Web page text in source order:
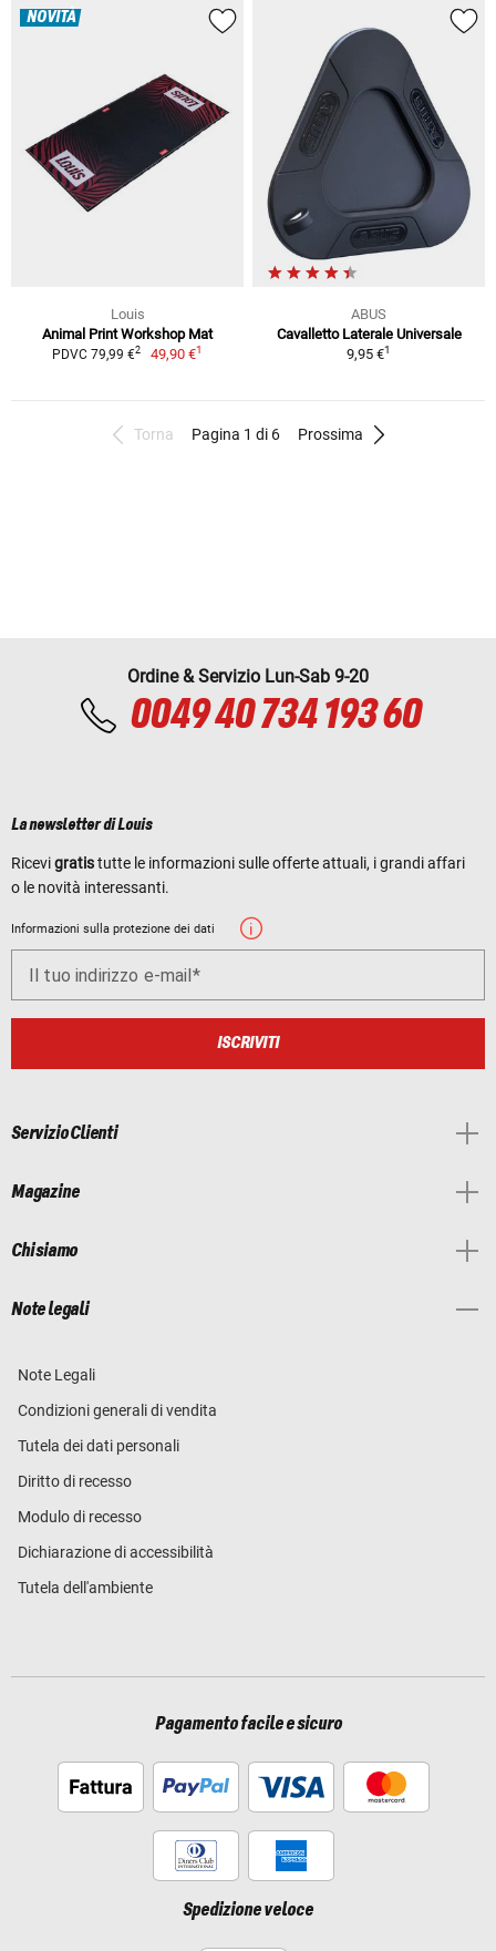
NOVITÀ
Louis
Animal Print Workshop Mat
PDVC 79,99 €2 49,90 €1
ABUS
Cavalletto Laterale Universale
9,95 €1
Torna Pagina 1 di 6 Prossima
Ordine & Servizio Lun-Sab 9-20
0049 40 734 193 60
La newsletter di Louis
Ricevigratistutte le informazioni sulle offerte attuali, i grandi affari
o le novità interessanti.
Informazioni sulla protezione dei dati
Il tuo indirizzo e-mail
ISCRIVITI
Servizio Clienti
Magazine
Chi siamo
Note legali
Note Legali
Condizioni generali di vendita
Tutela dei dati personali
Diritto di recesso
Modulo di recesso
Dichiarazione di accessibilità
Tutela dell'ambiente
Pagamento facile e sicuro
Spedizione veloce